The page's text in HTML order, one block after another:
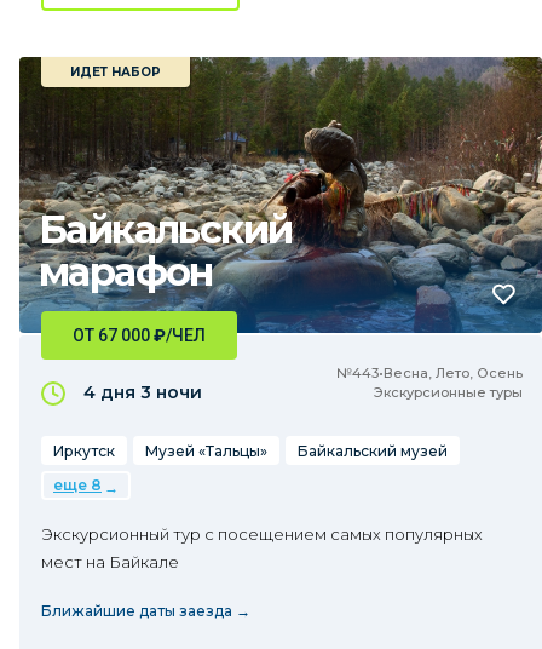
Байкальский
марафон
ИДЕТ НАБОР
№443•Весна, Лето, Осень
Экскурсионные туры
ОТ 67 000₽/ЧЕЛ
4 дня 3 ночи
Иркутск Музей «Тальцы»
Байкальский музей
еще 8
Экскурсионный тур с посещением самых популярных
мест на Байкале
Ближайшие даты заезда →